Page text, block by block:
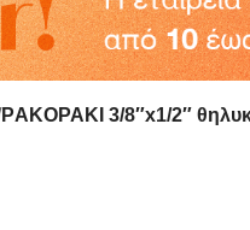
ΡAKΟΡΑΚΙ 3/8″x1/2″